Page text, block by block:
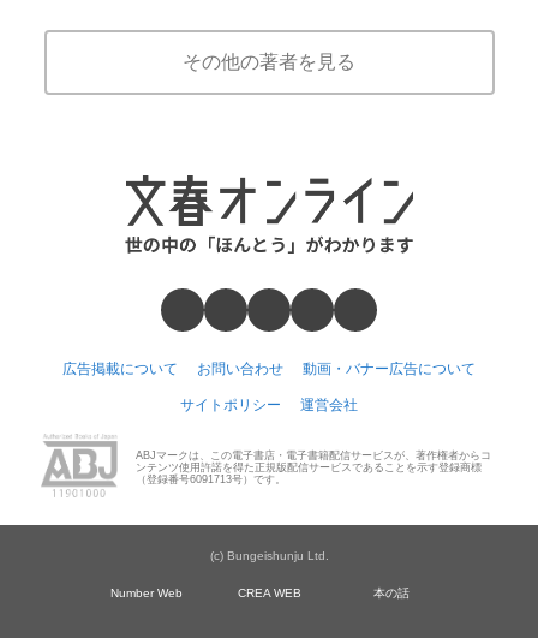
その他の著者を見る
広告掲載について お問い合わせ 動画・バナー広告について
サイトポリシー 運営会社
ABJマークは、この電子書店・電子書籍配信サービスが、著作権者からコ
ンテンツ使用許諾を得た正規版配信サービスであることを示す登録商標
（登録番号6091713号）です。
(c) Bungeishunju Ltd.
Number Web CREA WEB 本の話